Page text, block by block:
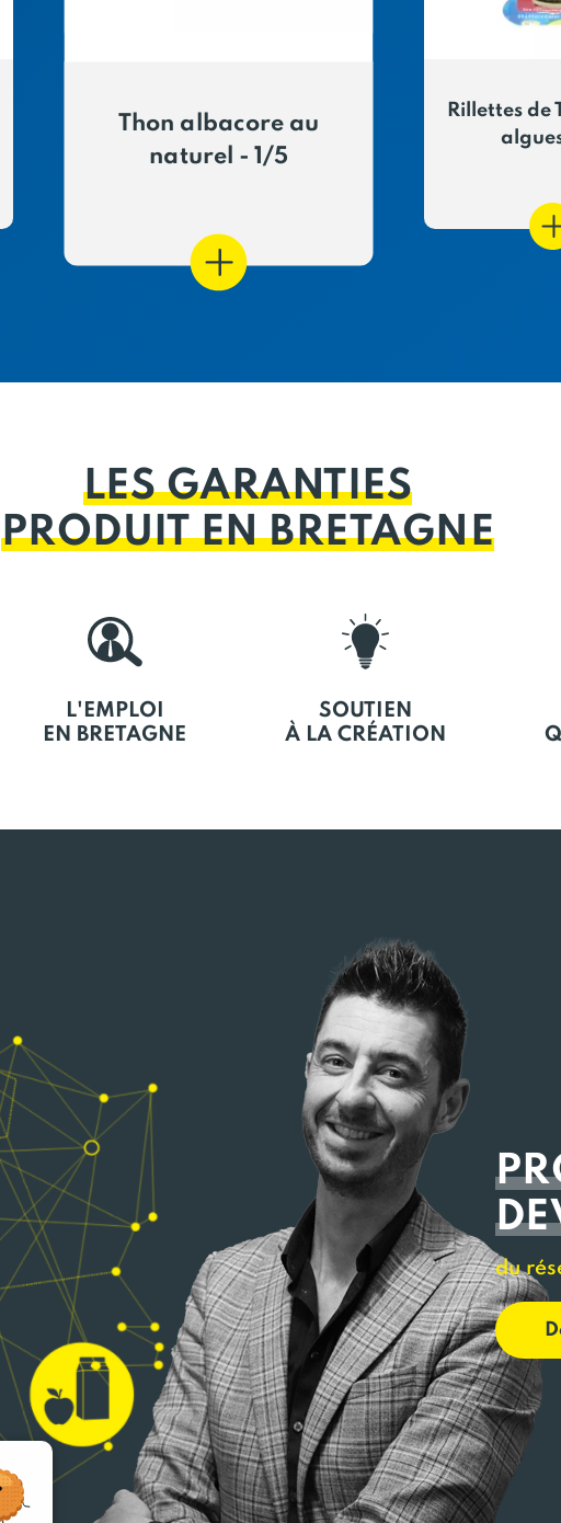
Thon albacore au
naturel - 1/5
Rillettes de
LES GARANTIES
PRODUIT EN BRETAGNE
L'EMPLOI
EN BRETAGNE
SOUTIEN
À LA CRÉATION
du